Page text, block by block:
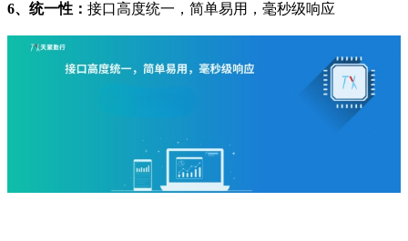
6、统一性： 接口高度统一，简单易用，毫秒级响应